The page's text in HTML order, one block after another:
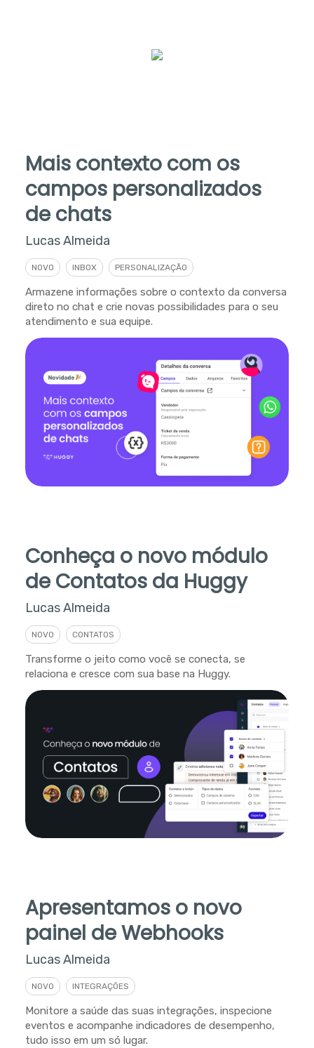
Mais contexto com os
campos personalizados
de chats
Lucas Almeida
NOVO INBOX PERSONALIZAÇÃO
Armazene informações sobre o contexto da conversa
direto no chat e crie novas possibilidades para o seu
atendimento e sua equipe.
Conheça o novo módulo
de Contatos da Huggy
Lucas Almeida
NOVO CONTATOS
Transforme o jeito como você se conecta, se
relaciona e cresce com sua base na Huggy.
Apresentamos o novo
painel de Webhooks
Lucas Almeida
NOVO INTEGRAÇÕES
Monitore a saúde das suas integrações, inspecione
eventos e acompanhe indicadores de desempenho,
tudo isso em um só lugar.